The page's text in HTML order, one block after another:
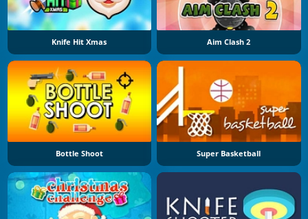
Knife Hit Xmas Aim Clash 2
Bottle Shoot Super Basketball